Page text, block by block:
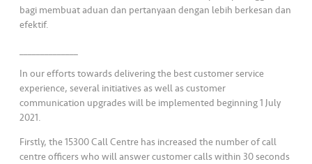
bagi membuat aduan dan pertanyaan dengan lebih berkesan dan
efektif.
In our efforts towards delivering the best customer service
experience, several initiatives as well as customer
communication upgrades will be implemented beginning 1 July
2021.
Firstly, the 15300 Call Centre has increased the number of call
centre officers who will answer customer calls within 30 seconds